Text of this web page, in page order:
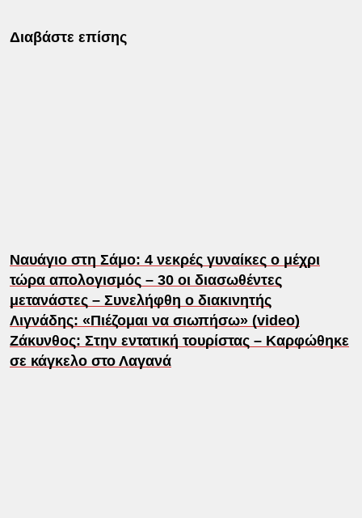
Διαβάστε επίσης
Ναυάγιο στη Σάμο: 4 νεκρές γυναίκες ο μέχρι
τώρα απολογισμός – 30 οι διασωθέντες
μετανάστες – Συνελήφθη ο διακινητής
Λιγνάδης: «Πιέζομαι να σιωπήσω» (video)
Ζάκυνθος: Στην εντατική τουρίστας – Καρφώθηκε
σε κάγκελο στο Λαγανά